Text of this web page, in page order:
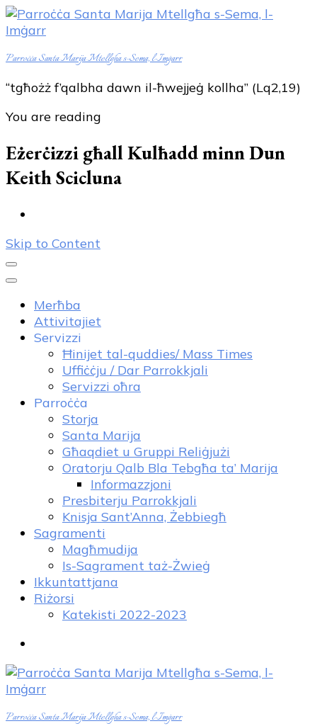
Parroċċa Santa Marija Mtellgħa s-Sema, l-Imġarr
“tgħożż f’qalbha dawn il-ħwejjeġ kollha” (Lq2,19)
You are reading
Eżerċizzi għall Kulħadd minn Dun
Keith Scicluna
Skip to Content
Merħba
Attivitajiet
Servizzi
Ħinijet tal-quddies/ Mass Times
Uffiċċju / Dar Parrokkjali
Servizzi oħra
Parroċċa
Storja
Santa Marija
Għaqdiet u Gruppi Reliġjużi
Oratorju Qalb Bla Tebgħa ta’ Marija
Informazzjoni
Presbiterju Parrokkjali
Knisja Sant’Anna, Żebbiegħ
Sagramenti
Magħmudija
Is-Sagrament taż-Żwieġ
Ikkuntattjana
Riżorsi
Katekisti 2022-2023
Parroċċa Santa Marija Mtellgħa s-Sema, l-Imġarr